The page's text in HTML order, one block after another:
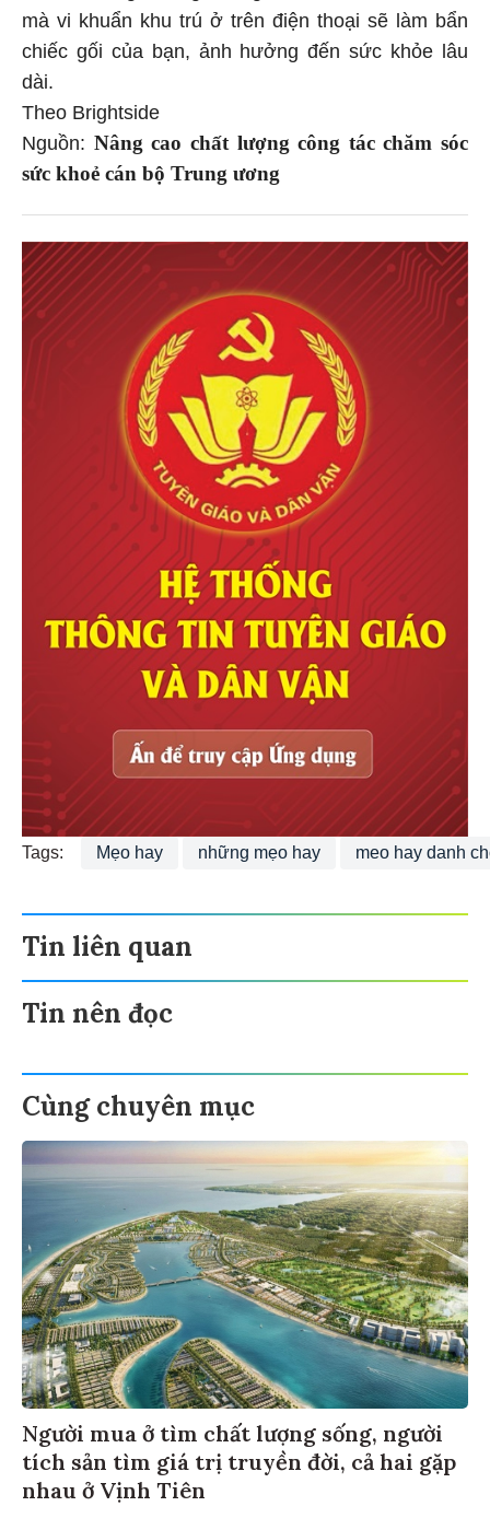
mà vi khuẩn khu trú ở trên điện thoại sẽ làm bẩn
chiếc gối của bạn, ảnh hưởng đến sức khỏe lâu
dài.
Theo Brightside
Nguồn: Nâng cao chất lượng công tác chăm sóc
sức khoẻ cán bộ Trung ương
Tags: Mẹo hay những mẹo hay meo hay danh
Tin liên quan
Tin nên đọc
Cùng chuyên mục
Người mua ở tìm chất lượng sống, người
tích sản tìm giá trị truyền đời, cả hai gặp
nhau ở Vịnh Tiên